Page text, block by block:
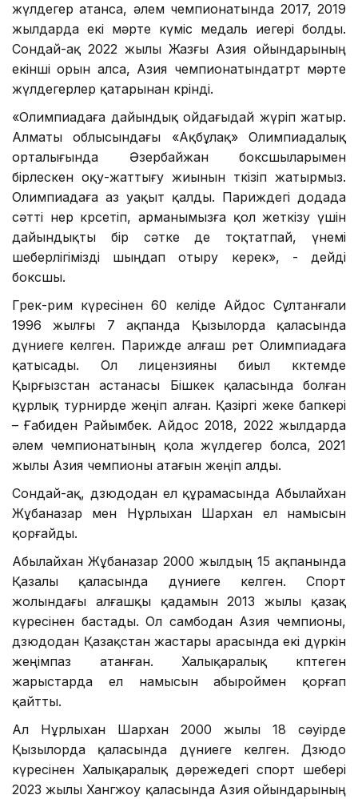
жүлдегер атанса, әлем чемпионатында 2017, 2019
жылдарда екі мәрте күміс медаль иегері болды.
Сондай-ақ 2022 жылы Жазғы Азия ойындарының
екінші орын алса, Азия чемпионатындатөрт мәрте
жүлдегерлер қатарынан көрінді.
«Олимпиадаға дайындық ойдағыдай жүріп жатыр.
Алматы облысындағы «Ақбұлақ» Олимпиадалық
орталығында Әзербайжан боксшыларымен
бірлескен оқу-жаттығу жиынын өткізіп жатырмыз.
Олимпиадаға аз уақыт қалды. Париждегі додада
сәтті өнер көрсетіп, арманымызға қол жеткізу үшін
дайындықты бір сәтке де тоқтатпай, үнемі
шеберлігімізді шыңдап отыру керек», - дейді
боксшы.
Грек-рим күресінен 60 келіде Айдос Сұлтанғали
1996 жылғы 7 ақпанда Қызылорда қаласында
дүниеге келген. Парижде алғаш рет Олимпиадаға
қатысады. Ол лицензияны биыл көктемде
Қырғызстан астанасы Бішкек қаласында болған
құрлық турнирде жеңіп алған. Қазіргі жеке бапкері
– Ғабиден Райымбек. Айдос 2018, 2022 жылдарда
әлем чемпионатының қола жүлдегер болса, 2021
жылы Азия чемпионы атағын жеңіп алды.
Сондай-ақ, дзюдодан ел құрамасында Абылайхан
Жұбаназар мен Нұрлыхан Шархан ел намысын
қорғайды.
Абылайхан Жұбаназар 2000 жылдың 15 ақпанында
Қазалы қаласында дүниеге келген. Спорт
жолындағы алғашқы қадамын 2013 жылы қазақ
күресінен бастады. Ол самбодан Азия чемпионы,
дзюдодан Қазақстан жастары арасында екі дүркін
жеңімпаз атанған. Халықаралық көптеген
жарыстарда ел намысын абыроймен қорғап
қайтты.
Ал Нұрлыхан Шархан 2000 жылы 18 сәуірде
Қызылорда қаласында дүниеге келген. Дзюдо
күресінен Халықаралық дәрежедегі спорт шебері
2023 жылы Хангжоу қаласында Азия ойындарының